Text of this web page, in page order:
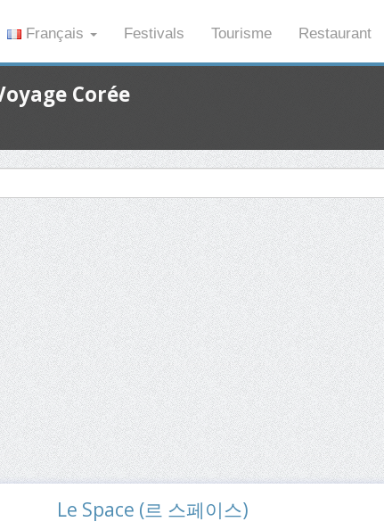
Français Festivals Tourisme Restaurant
Corée
Le Space (르 스페이스)